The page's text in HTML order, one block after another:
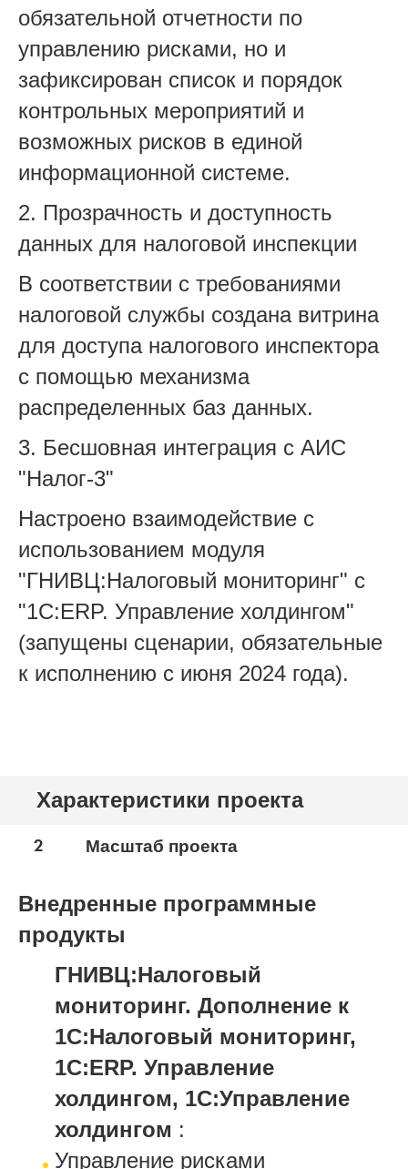
обязательной отчетности по
управлению рисками, но и
зафиксирован список и порядок
контрольных мероприятий и
возможных рисков в единой
информационной системе.
2. Прозрачность и доступность
данных для налоговой инспекции
В соответствии с требованиями
налоговой службы создана витрина
для доступа налогового инспектора
с помощью механизма
распределенных баз данных.
3. Бесшовная интеграция с АИС
"Налог-3"
Настроено взаимодействие с
использованием модуля
"ГНИВЦ:Налоговый мониторинг" с
"1С:ERP. Управление холдингом"
(запущены сценарии, обязательные
к исполнению с июня 2024 года).
Характеристики проекта
2 Масштаб проекта
Внедренные программные
продукты
ГНИВЦ:Налоговый
мониторинг. Дополнение к
1С:Налоговый мониторинг,
1С:ERP. Управление
холдингом, 1С:Управление
холдингом :
Управление рисками